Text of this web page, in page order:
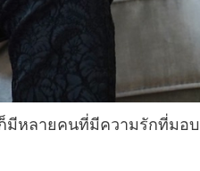
มีหลายคนที่มีความรักที่มอบ